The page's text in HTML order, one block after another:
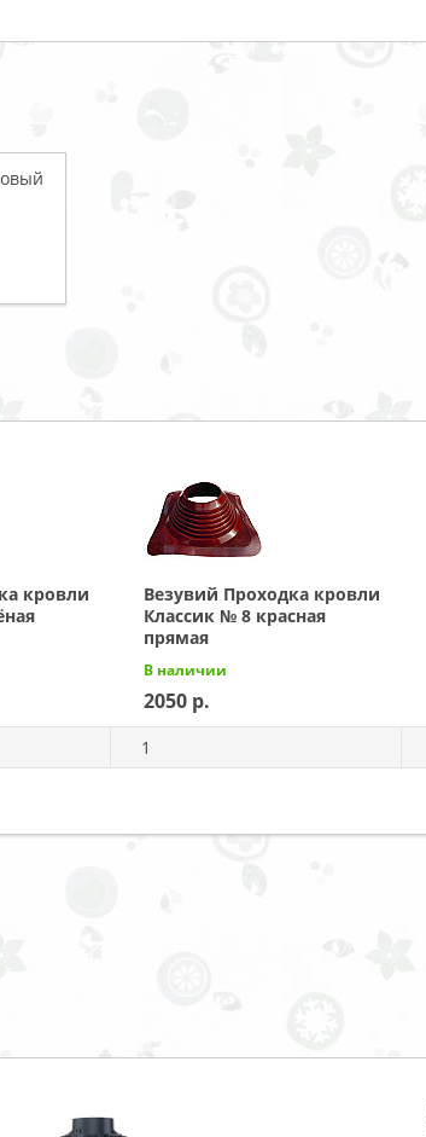
кровли
Везувий Проходка кровли
Классик № 8 красная
прямая
В наличии
2050
1